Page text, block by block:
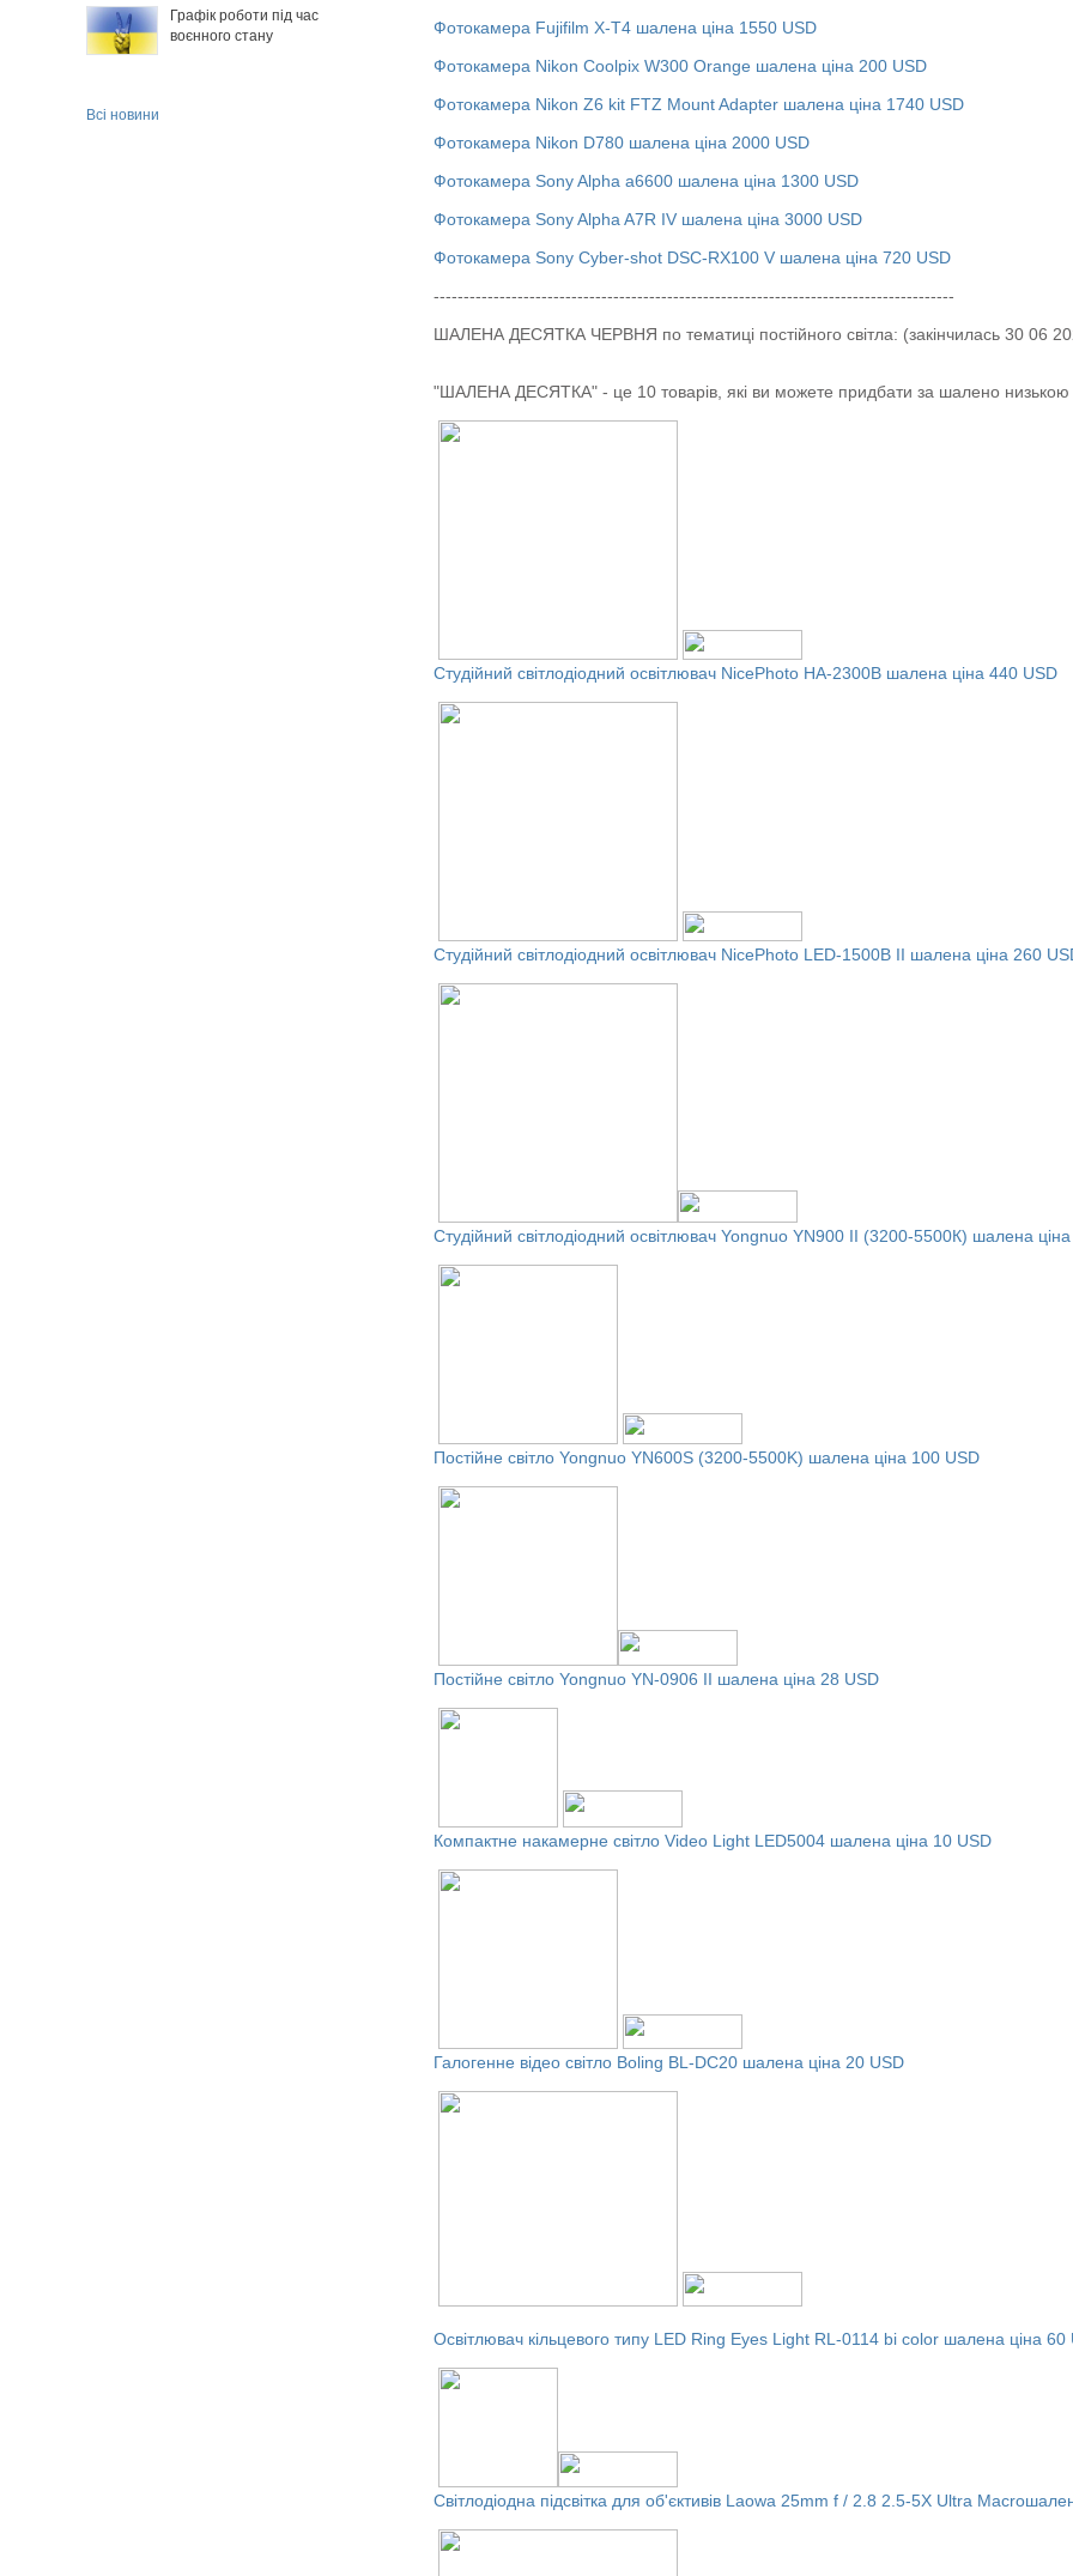
Графік роботи під час
воєнного стану
Всі новини
Фотокамера Fujifilm X-T4 шалена ціна 1550 USD
Фотокамера Nikon Coolpix W300 Orange шалена ціна 200 USD
Фотокамера Nikon Z6 kit FTZ Mount Adapter шалена ціна 1740 USD
Фотокамера Nikon D780 шалена ціна 2000 USD
Фотокамера Sony Alpha a6600 шалена ціна 1300 USD
Фотокамера Sony Alpha A7R IV шалена ціна 3000 USD
Фотокамера Sony Cyber-shot DSC-RX100 V шалена ціна 720 USD
---------------------------------------------------------------------------------------
ШАЛЕНА ДЕСЯТКА ЧЕРВНЯ по тематиці постійного світла: (закінчилась 30 06
"ШАЛЕНА ДЕСЯТКА" - це 10 товарів, які ви можете придбати за шалено
Студійний світлодіодний освітлювач NicePhoto HA-2300B шалена ціна 440 USD
Студійний світлодіодний освітлювач NicePhoto LED-1500B II шалена ціна 260
Студійний світлодіодний освітлювач Yongnuo YN900 II (3200-5500К) шалена
Постійне світло Yongnuo YN600S (3200-5500K) шалена ціна 100 USD
Постійне світло Yongnuo YN-0906 II шалена ціна 28 USD
Компактне накамерне світло Video Light LED5004 шалена ціна 10 USD
Галогенне відео світло Boling BL-DC20 шалена ціна 20 USD
Освітлювач кільцевого типу LED Ring Eyes Light RL-0114 bi color шалена ціна 60
Світлодіодна підсвітка для об'єктивів Laowa 25mm f / 2.8 2.5-5X Ultra Macro